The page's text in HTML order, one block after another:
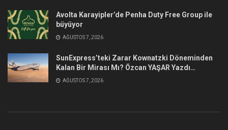
Avolta Karayipler’de Penha Duty Free Group ile
büyüyor
AĞUSTOS 7, 2026
SunExpress’teki Zarar Kownatzki Döneminden
Kalan Bir Mirası Mı? Özcan YAŞAR Yazdı…
AĞUSTOS 7, 2026